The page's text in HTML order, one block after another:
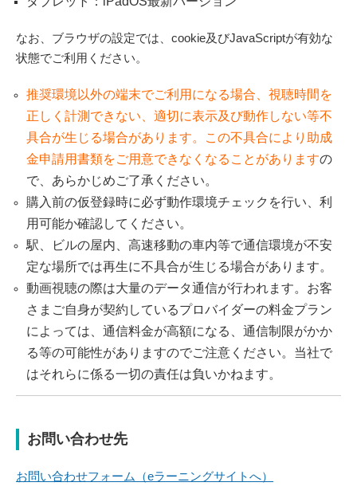
なお、ブラウザの設定では、cookie及びJavaScriptが有効な
状態でご利用ください。
推奨環境以外の端末でご利用になる場合、視聴時間を
正しく計測できない、適切に表示及び動作しない等不
具合が生じる場合があります。この不具合により助成
金申請用書類をご用意できなくなることがありますの
で、あらかじめご了承ください。
購入前の仮登録時に必ず動作環境チェックを行い、利
用可能か確認してください。
駅、ビルの屋内、高速移動の車内等で通信環境が不安
定な場所では再生に不具合が生じる場合があります。
動画視聴の際は大量のデータ通信が行われます。お客
さまご自身が契約しているプロバイダーの料金プラン
によっては、通信料金が高額になる、通信制限がかか
る等の可能性がありますのでご注意ください。当社で
はそれらに係る一切の責任は負いかねます。
お問い合わせ先
お問い合わせフォーム（eラーニングサイトへ）